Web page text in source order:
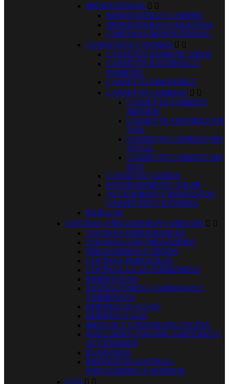
MOSQUITERAS  
MOSQUITERAS CAMPER
MOSQUITERAS CARAVANA
CORTINAS MOSQUITERAS.
CASSETTES Y STORES  
CASSETTE DOMETIC DB1R
CASSETTE RASTROLLO
DOMETIC
CASSETTE DIM DOBLE
CASSETTE CARBEST  
CASSETTE CARBEST
MOTION
CASSETTE ABATIBLE RW
VAN
CASSETTE CARBEST RW
STYLE
CASSETTE CARBEST RW
ECO
CASSETTE VARIOS
ESTOR DOMETIC S7P-PB
ACCESORIOS Y REPUESTOS
CASSETTES Y ESTORES
REJILLAS
COCINAS, FREGADEROS Y MENAJE  
COCINAS EMPOTRABLES
COCINAS CON FREGADERO
FREGADEROS O SENOS
COCINAS PORTATILES
COCINAS A GAS SOBREMESA
BARBACOAS
EXTRACTORES, CAMPANAS Y
CHIMENEAS
HORNILLOS A GAS
HORNOS A GAS
MENAJE Y UTENSILIOS COCINA
PAELLEROS FOGONE SARTENES Y
ACCESORIOS
PLANCHAS
REPUESTOS COCINAS,
FREGADEROS Y HORNOS
GAS  